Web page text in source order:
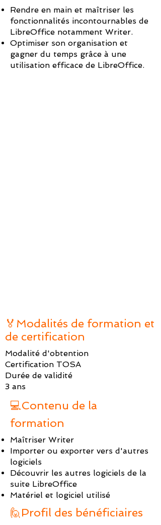
Rendre en main et maîtriser les
fonctionnalités incontournables de
LibreOffice notamment Writer.
Optimiser son organisation et
gagner du temps grâce à une
utilisation efficace de LibreOffice.
🏅Modalités de formation et
de certification
Modalité d'obtention
Certification TOSA
Durée de validité
3 ans
💻Contenu de la
formation
Maîtriser Writer
Importer ou exporter vers d'autres
logiciels
Découvrir les autres logiciels de la
suite LibreOffice
Matériel et logiciel utilisé
🙋Profil des bénéficiaires